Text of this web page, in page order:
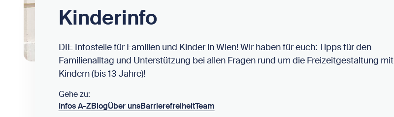
Kinderinfo
DIE Infostelle für Familien und Kinder in Wien! Wir haben für euch: Tipps für den
Familienalltag und Unterstützung bei allen Fragen rund um die Freizeitgestaltung mit
Kindern (bis 13 Jahre)!
Gehe zu:
Infos A-ZBlogÜber unsBarrierefreiheitTeam